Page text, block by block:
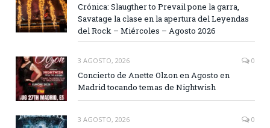
Crónica: Slaugther to Prevail pone la garra,
Savatage la clase en la apertura del Leyendas
del Rock – Miércoles – Agosto 2026
3 AGOSTO, 2026 0
Concierto de Anette Olzon en Agosto en
Madrid tocando temas de Nightwish
3 AGOSTO, 2026 0